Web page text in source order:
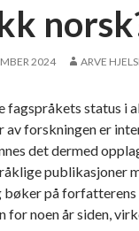
2024 ARVE
fagspråkets status i
av forskningen er
det dermed
publikasjoner
på forfatterens
for noen år siden,